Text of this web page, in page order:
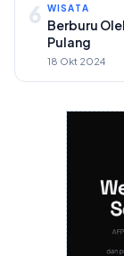
6 WISATA
Berburu
Pulang
18 Okt 2024